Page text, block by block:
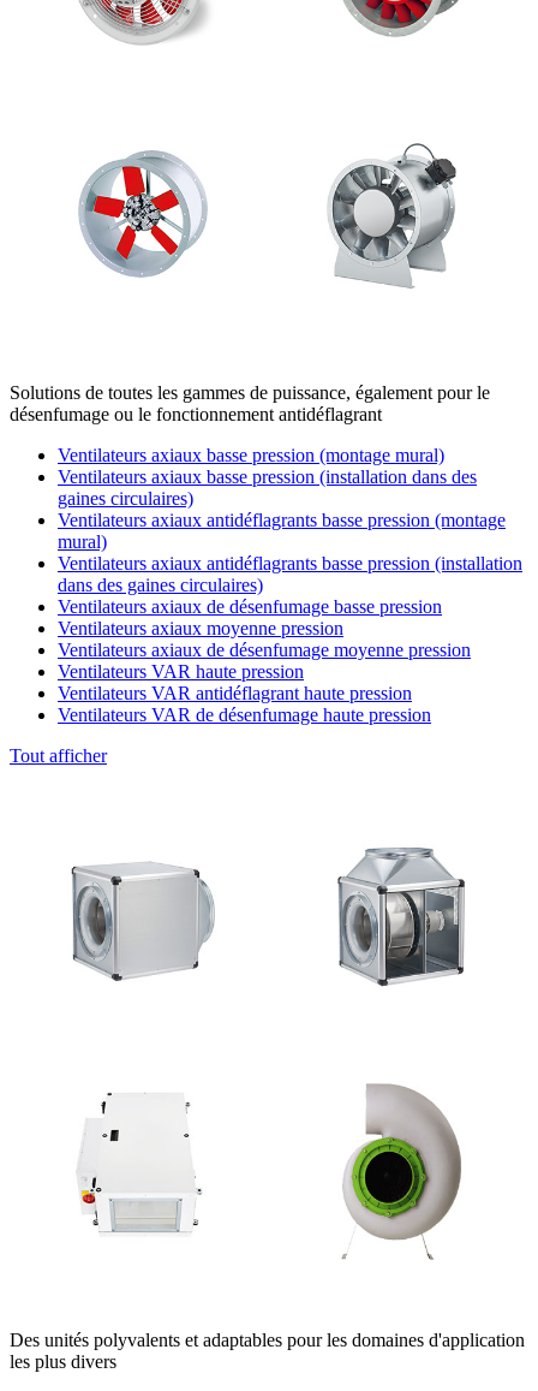
Solutions de toutes les gammes de puissance, également pour le
désenfumage ou le fonctionnement antidéflagrant
Ventilateurs axiaux basse pression (montage mural)
Ventilateurs axiaux basse pression (installation dans des
gaines circulaires)
Ventilateurs axiaux antidéflagrants basse pression (montage
mural)
Ventilateurs axiaux antidéflagrants basse pression (installation
dans des gaines circulaires)
Ventilateurs axiaux de désenfumage basse pression
Ventilateurs axiaux moyenne pression
Ventilateurs axiaux de désenfumage moyenne pression
Ventilateurs VAR haute pression
Ventilateurs VAR antidéflagrant haute pression
Ventilateurs VAR de désenfumage haute pression
Tout afficher
Des unités polyvalents et adaptables pour les domaines d'application
les plus divers